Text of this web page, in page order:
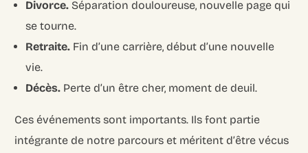
Divorce. Séparation douloureuse, nouvelle page qui
se tourne.
Retraite. Fin d’une carrière, début d’une nouvelle
vie.
Décès. Perte d’un être cher, moment de deuil.
Ces événements sont importants. Ils font partie
intégrante de notre parcours et méritent d’être vécus